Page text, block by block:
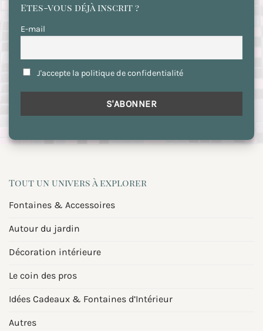
Etes-vous déjà inscrit ?
E-mail
J'accepte la politique de confidentialité
Tout un univers à explorer
Fontaines & Accessoires
Autour du jardin
Décoration intérieure
Le coin des pros
Idées Cadeaux & Fontaines d’Intérieur
Autres